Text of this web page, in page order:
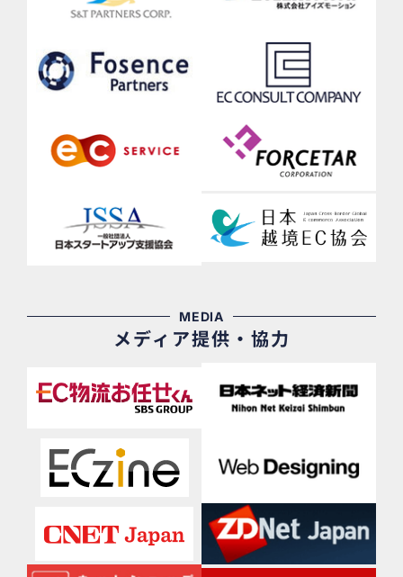
MEDIA
メディア提供・協力